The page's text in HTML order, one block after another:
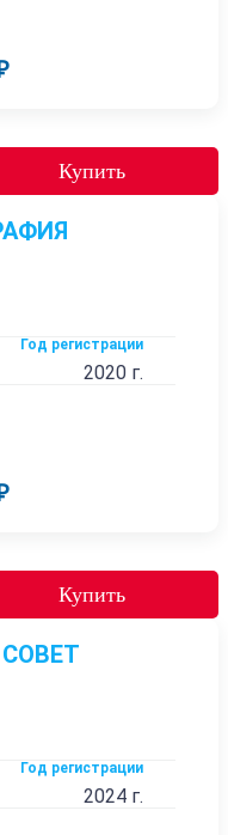
Купить
Год регистрации
2020 г.
Купить
Год регистрации
2024 г.